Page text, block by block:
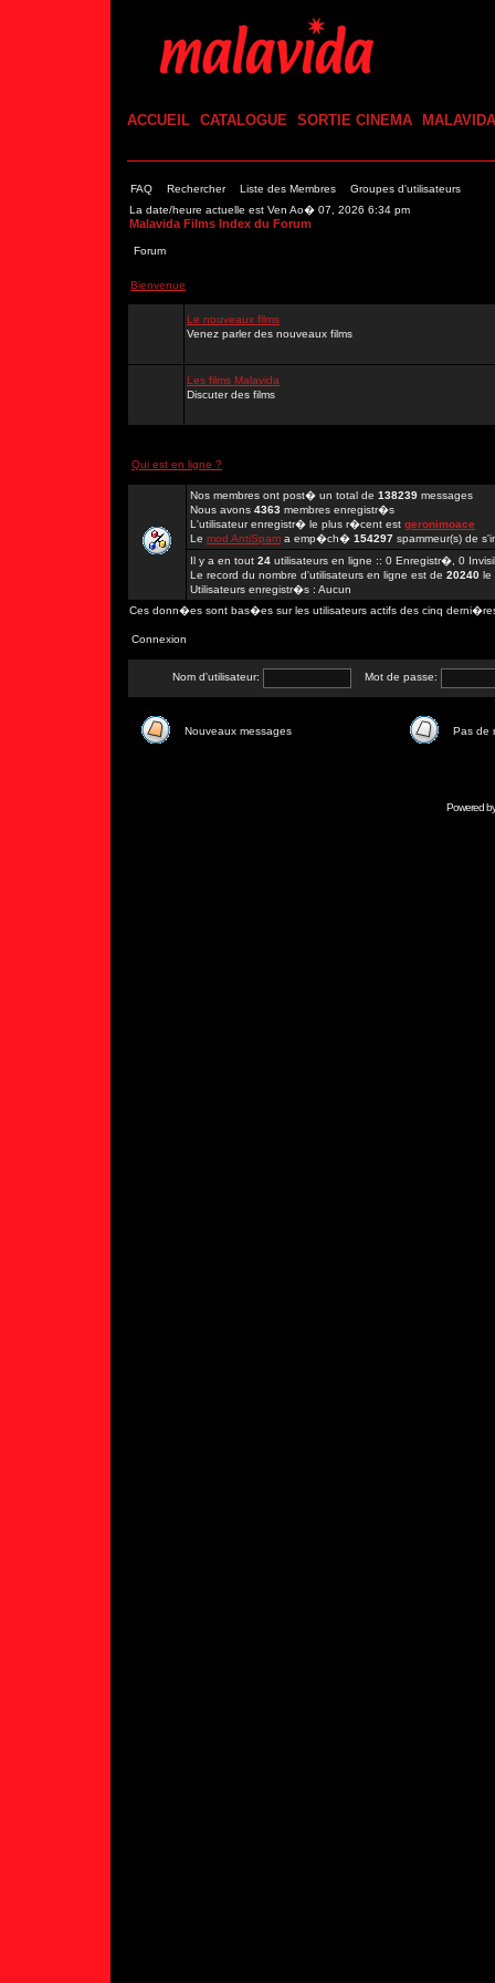
ACCUEIL CATALOGUE SORTIE CINEMA MALAVIDA
FAQ Rechercher Liste des Membres
Groupes d'utilisateurs
La date/heure actuelle est Ven Ao� 07, 2026 6:34 pm
Malavida Films Index du Forum
Forum
Bienvenue
Le nouveaux films
Venez parler des nouveaux films
Les films Malavida
Discuter des films
Qui est en ligne ?
Nos membres ont post� un total de 138239 messages
Nous avons 4363 membres enregistr�s
L'utilisateur enregistr� le plus r�cent est geronimoace
Le mod AntiSpam a emp�ch� 154297 spammeur(s) de
Il y a en tout 24 utilisateurs en ligne :: 0 Enregistr�, 0
Le record du nombre d'utilisateurs en ligne est de 20240 le
Utilisateurs enregistr�s : Aucun
Ces donn�es sont bas�es sur les utilisateurs actifs des cinq
Connexion
Nom d'utilisateur: Mot de passe:
Nouveaux messages Pas de
Powered